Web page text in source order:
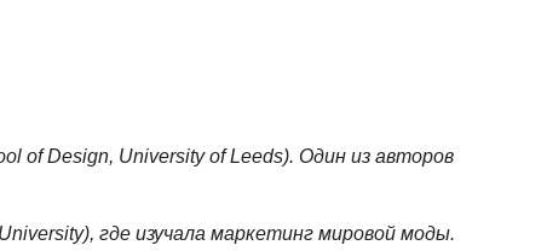
of Design, University of Leeds). Один из авторов
где изучала маркетинг мировой моды.